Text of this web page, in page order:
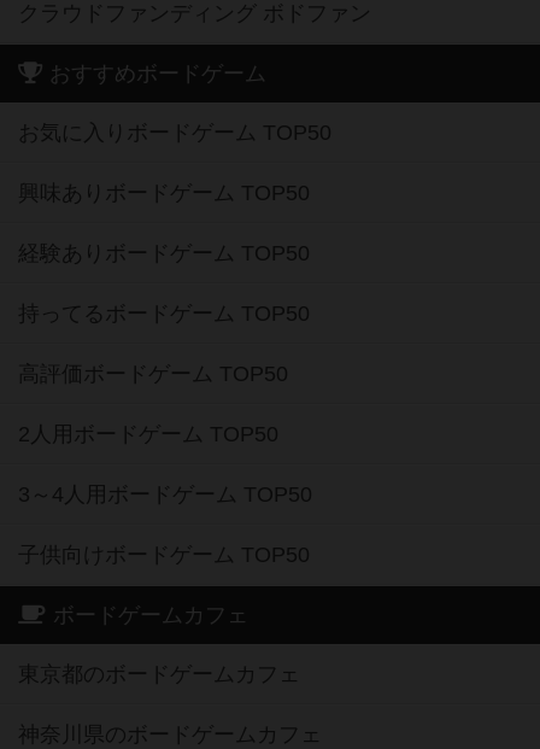
クラウドファンディング ボドファン
おすすめボードゲーム
お気に入りボードゲーム TOP50
興味ありボードゲーム TOP50
経験ありボードゲーム TOP50
持ってるボードゲーム TOP50
高評価ボードゲーム TOP50
2人用ボードゲーム TOP50
3～4人用ボードゲーム TOP50
子供向けボードゲーム TOP50
ボードゲームカフェ
東京都のボードゲームカフェ
神奈川県のボードゲームカフェ